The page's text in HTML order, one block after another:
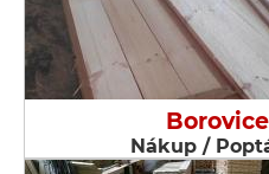
Nákup /